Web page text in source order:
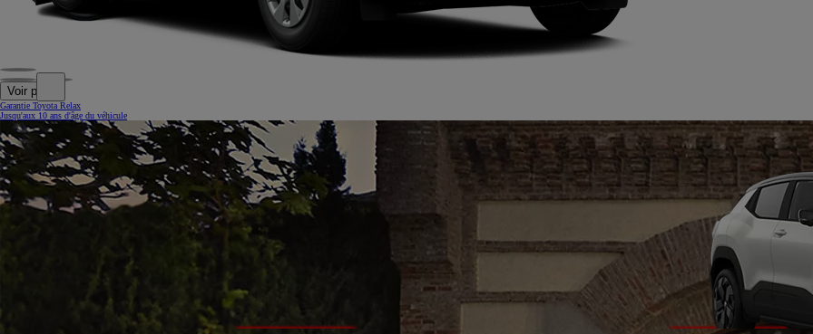
Voir plus
Garantie Toyota Relax
Jusqu'aux 10 ans d'âge du véhicule